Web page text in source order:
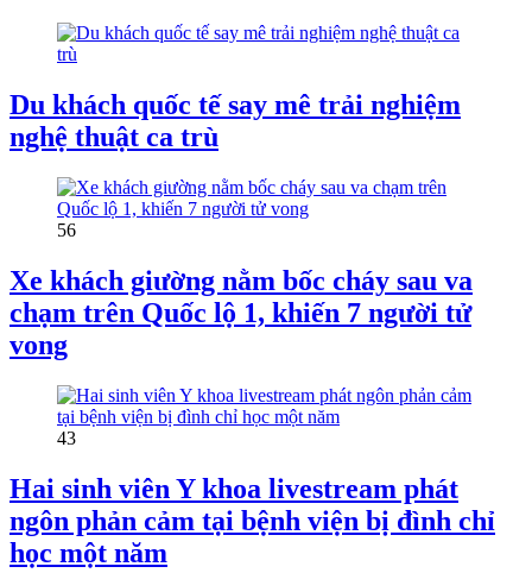
Du khách quốc tế say mê trải nghiệm
nghệ thuật ca trù
56
Xe khách giường nằm bốc cháy sau va
chạm trên Quốc lộ 1, khiến 7 người tử
vong
43
Hai sinh viên Y khoa livestream phát
ngôn phản cảm tại bệnh viện bị đình chỉ
học một năm